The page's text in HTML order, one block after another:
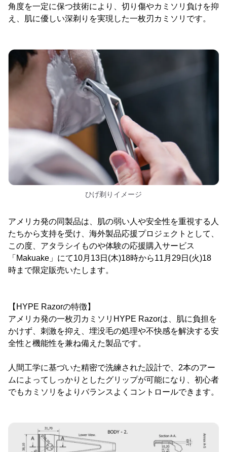
角度を一定に保つ技術により、切り傷やカミソリ負けを抑
え、肌に優しい深剃りを実現した一枚刃カミソリです。
ひげ剃りイメージ
アメリカ発の同製品は、肌の弱い人や安全性を重視する人
たちから支持を受け、海外製品応援プロジェクトとして、
この度、アタラシイものや体験の応援購入サービス
「Makuake」にて10月13日(木)18時から11月29日(火)18
時まで限定販売いたします。
【HYPE Razorの特徴】
アメリカ発の一枚刃カミソリHYPE Razorは、肌に負担を
かけず、刺激を抑え、埋没毛の処理や不快感を解決する安
全性と機能性を兼ね備えた製品です。
人間工学に基づいた精密で洗練された設計で、2本のアー
ムによってしっかりとしたグリップが可能になり、初心者
でもカミソリをよりバランスよくコントロールできます。